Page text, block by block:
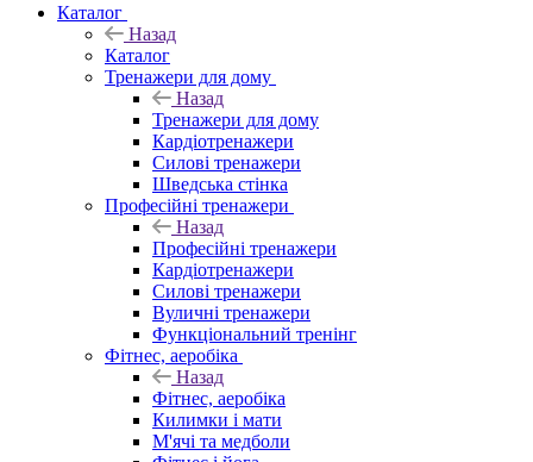
Каталог
Назад
Каталог
Тренажери для дому
Назад
Тренажери для дому
Кардіотренажери
Силові тренажери
Шведська стінка
Професійні тренажери
Назад
Професійні тренажери
Кардіотренажери
Силові тренажери
Вуличні тренажери
Функціональний тренінг
Фітнес, аеробіка
Назад
Фітнес, аеробіка
Килимки і мати
М'ячі та медболи